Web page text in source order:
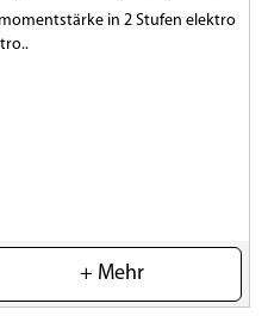
in 2 Stufen elektro
(0)
+ Mehr